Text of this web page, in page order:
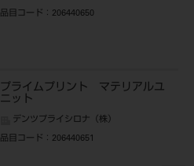
品目コード ：206440650
プライムプリント マテリアルユ
ニット
デンツプライシロナ（株）
品目コード ：206440651